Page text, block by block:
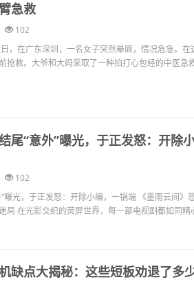
急救
102
，在广东深圳，一名女子突然晕厥，情况危急。在
抢救。大爷和大妈采取了一种拍打心包经的中医急
尾“意外”曝光，于正发怒：开除
102
”曝光，于正发怒：开除小编，一锅端 《墨雨云间》
局 在光影交织的荧屏世界，每一部电视剧都如同精
缺点大揭秘：这些短板劝退了多